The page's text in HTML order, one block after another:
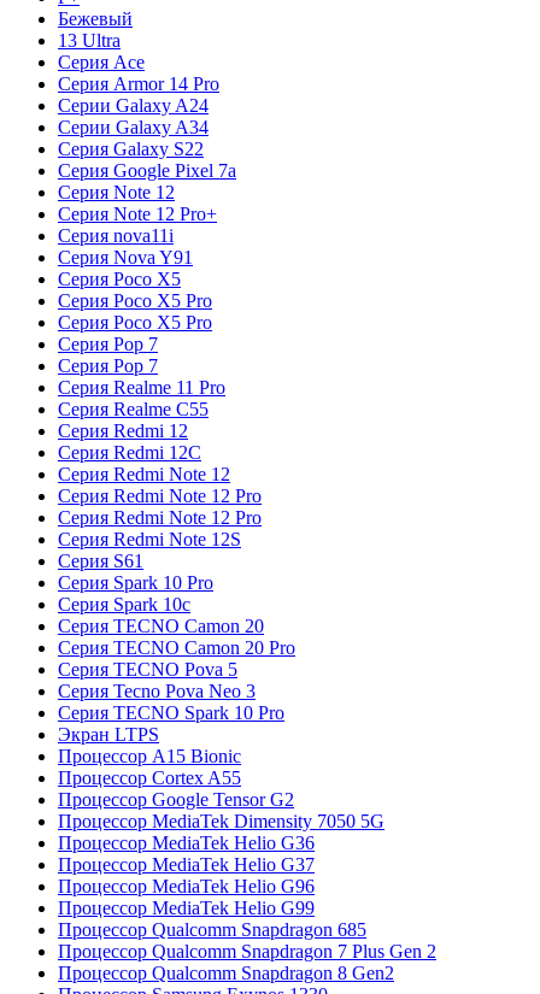
Бежевый
13 Ultra
Серия Ace
Серия Armor 14 Pro
Серии Galaxy A24
Серии Galaxy A34
Серия Galaxy S22
Серия Google Pixel 7a
Серия Note 12
Серия Note 12 Pro+
Серия nova11i
Серия Nova Y91
Серия Poco X5
Серия Poco X5 Pro
Серия Poco X5 Pro
Серия Pop 7
Серия Pop 7
Серия Realme 11 Pro
Серия Realme C55
Серия Redmi 12
Серия Redmi 12C
Серия Redmi Note 12
Серия Redmi Note 12 Pro
Серия Redmi Note 12 Pro
Серия Redmi Note 12S
Серия S61
Серия Spark 10 Pro
Серия Spark 10c
Серия TECNO Camon 20
Серия TECNO Camon 20 Pro
Серия TECNO Pova 5
Серия Tecno Pova Neo 3
Серия TECNO Spark 10 Pro
Экран LTPS
Процессор A15 Bionic
Процессор Cortex A55
Процессор Google Tensor G2
Процессор MediaTek Dimensity 7050 5G
Процессор MediaTek Helio G36
Процессор MediaTek Helio G37
Процессор MediaTek Helio G96
Процессор MediaTek Helio G99
Процессор Qualcomm Snapdragon 685
Процессор Qualcomm Snapdragon 7 Plus Gen 2
Процессор Qualcomm Snapdragon 8 Gen2